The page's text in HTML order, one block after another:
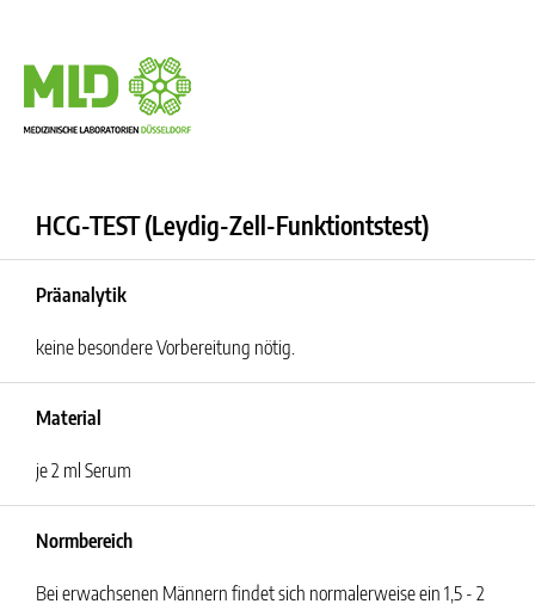
HCG-TEST (Leydig-Zell-Funktiontstest)
Präanalytik
keine besondere Vorbereitung nötig.
Material
je 2 ml Serum
Normbereich
Bei erwachsenen Männern findet sich normalerweise ein 1,5 - 2